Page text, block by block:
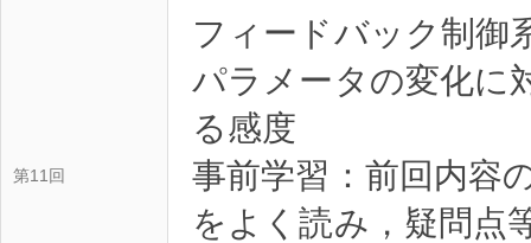
第11回
フィードバック制御
パラメータの変化に
る感度
事前学習：前回内容
をよく読み，疑問点